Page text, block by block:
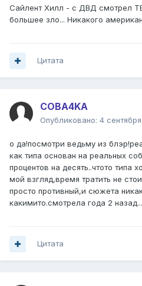
Сайлент Хилл - с ДВД смотрел
большее зло... Никакого
Цитата
COBA4KA
Опубликовано: 4
о да!посмотри ведьму из
как типа основан на реальных
процентов на десять..чтото типа
мой взгляд,время тратить не
просто противный,и сюжета
какимито.смотрела года 2
Цитата